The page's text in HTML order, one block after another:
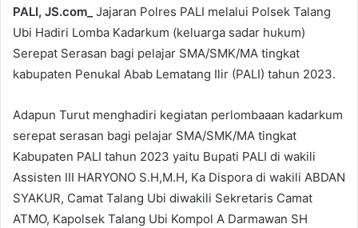
PALI, JS.com_ Jajaran Polres PALI melalui Polsek Talang
Ubi Hadiri Lomba Kadarkum (keluarga sadar hukum)
Serepat Serasan bagi pelajar SMA/SMK/MA tingkat
kabupaten Penukal Abab Lematang Ilir (PALI) tahun 2023.
Adapun Turut menghadiri kegiatan perlombaaan kadarkum
serepat serasan bagi pelajar SMA/SMK/MA tingkat
Kabupaten PALI tahun 2023 yaitu Bupati PALI di wakili
Assisten III HARYONO S.H,M.H, Ka Dispora di wakili ABDAN
SYAKUR, Camat Talang Ubi diwakili Sekretaris Camat
ATMO, Kapolsek Talang Ubi Kompol A Darmawan SH